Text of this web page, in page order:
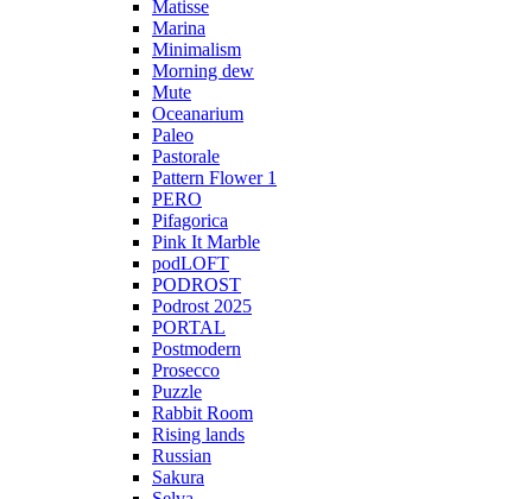
Matisse
Marina
Minimalism
Morning dew
Mute
Oceanarium
Paleo
Pastorale
Pattern Flower 1
PERO
Pifagorica
Pink It Marble
podLOFT
PODROST
Podrost 2025
PORTAL
Postmodern
Prosecco
Puzzle
Rabbit Room
Rising lands
Russian
Sakura